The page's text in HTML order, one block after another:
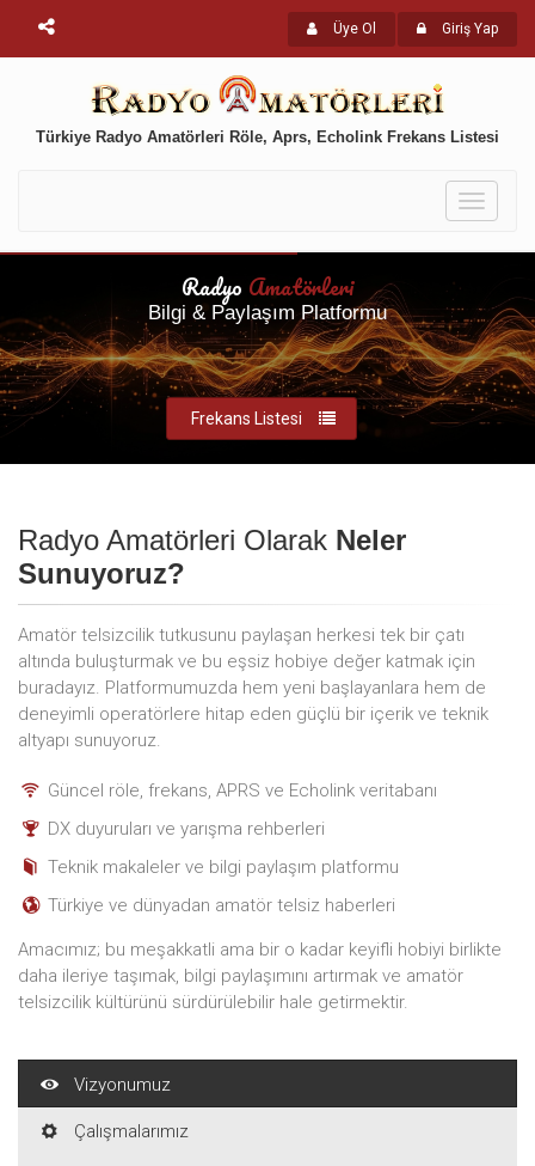
Üye Ol Giriş Yap
Türkiye Radyo Amatörleri Röle, Aprs, Echolink Frekans Listesi
Toggle
Radyo Amatörleri
Bilgi & Paylaşım Platformu
Frekans Listesi
Radyo Amatörleri Olarak Neler
Sunuyoruz?
Amatör telsizcilik tutkusunu paylaşan herkesi tek bir çatı
altında buluşturmak ve bu eşsiz hobiye değer katmak için
buradayız. Platformumuzda hem yeni başlayanlara hem de
deneyimli operatörlere hitap eden güçlü bir içerik ve teknik
altyapı sunuyoruz.
Güncel röle, frekans, APRS ve Echolink veritabanı
DX duyuruları ve yarışma rehberleri
Teknik makaleler ve bilgi paylaşım platformu
Türkiye ve dünyadan amatör telsiz haberleri
Amacımız; bu meşakkatli ama bir o kadar keyifli hobiyi birlikte
daha ileriye taşımak, bilgi paylaşımını artırmak ve amatör
telsizcilik kültürünü sürdürülebilir hale getirmektir.
Vizyonumuz
Çalışmalarımız